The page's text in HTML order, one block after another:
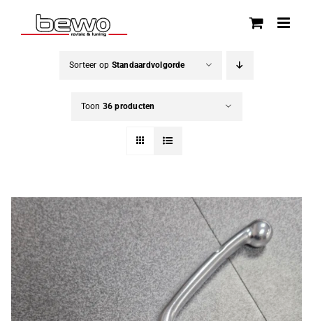
naar
Sorteer op Standaardvolgorde
Toon 36 producten